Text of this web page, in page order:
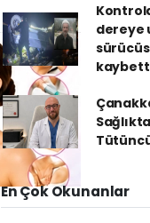
dereye
En Çok Okunanlar